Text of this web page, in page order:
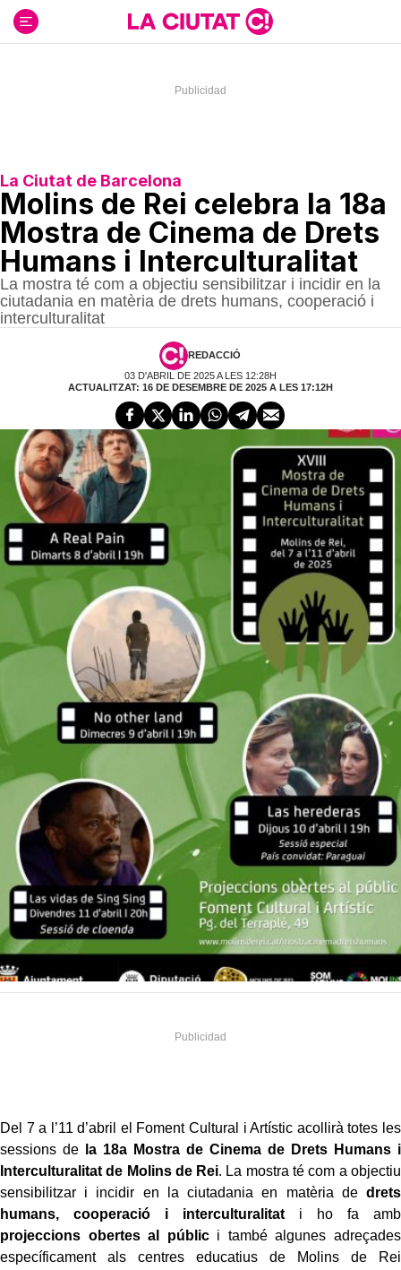
contenido
La Ciutat de Barcelona
Molins de Rei celebra la 18a
Mostra de Cinema de Drets
Humans i Interculturalitat
La mostra té com a objectiu sensibilitzar i incidir en la
ciutadania en matèria de drets humans, cooperació i
interculturalitat
REDACCIÓ
03 D'ABRIL DE 2025 A LES 12:28H
ACTUALITZAT: 16 DE DESEMBRE DE 2025 A LES 17:12H
Del 7 a l’11 d’abril el Foment Cultural i Artístic acollirà totes les
sessions de
la 18a Mostra de Cinema de Drets Humans i
Interculturalitat de Molins de Rei. La mostra té com a objectiu
sensibilitzar i incidir en la ciutadania en matèria de drets
humans, cooperació i interculturalitati ho fa amb
projeccions obertes al públici també algunes adreçades
específicament als centres educatius de Molins de Rei